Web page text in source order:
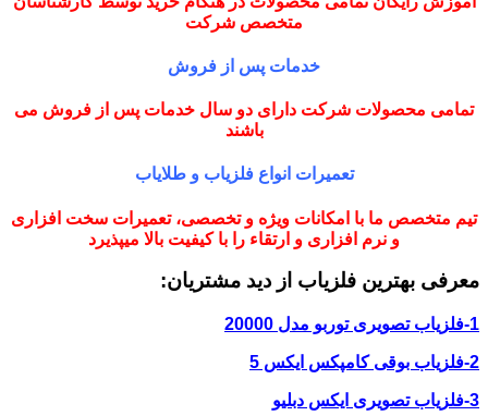
متخصص شرکت
خدمات پس از فروش
تمامی محصولات شرکت دارای دو سال خدمات پس از فروش می
باشند
تعمیرات انواع فلزیاب و طلایاب
تیم متخصص ما با امکانات ویژه و تخصصی، تعمیرات سخت افزاری
و نرم افزاری و ارتقاء را با کیفیت بالا میپذیرد
معرفی بهترین فلزیاب از دید مشتریان:
1-فلزیاب تصویری توربو مدل 20000
2-فلزیاب بوقی کامپکس ایکس 5
3-فلزیاب تصویری ایکس دبلیو